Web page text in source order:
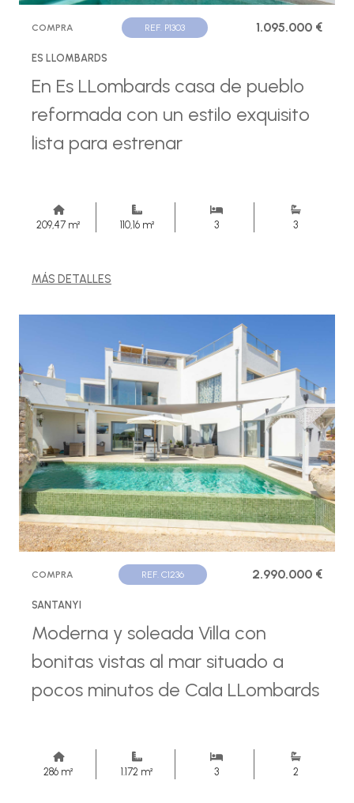
COMPRA REF. P1303 1.095.000 €
ES LLOMBARDS
En Es LLombards casa de pueblo
reformada con un estilo exquisito
lista para estrenar
209,47 m² 110,16 m² 3 3
MÁS DETALLES
COMPRA REF. C1236 2.990.000 €
SANTANYI
Moderna y soleada Villa con
bonitas vistas al mar situado a
pocos minutos de Cala LLombards
286 m² 1.172 m² 3 2